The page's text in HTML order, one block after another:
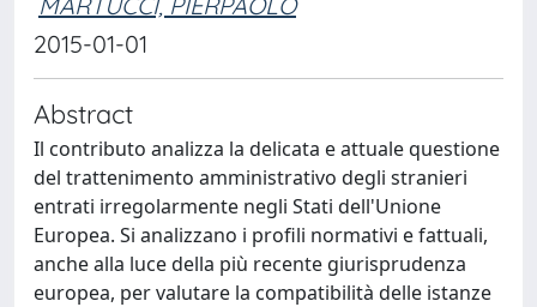
2015-01-01
Abstract
Il contributo analizza la delicata e attuale questione
del trattenimento amministrativo degli stranieri
entrati irregolarmente negli Stati dell'Unione
Europea. Si analizzano i profili normativi e fattuali,
anche alla luce della più recente giurisprudenza
europea, per valutare la compatibilità delle istanze